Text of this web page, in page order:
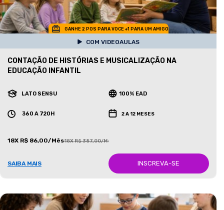
GANHE 2 POS PARA VOCE +1 PARA UM AMIGO
COM VIDEOAULAS
CONTAÇÃO DE HISTÓRIAS E MUSICALIZAÇÃO NA
EDUCAÇÃO INFANTIL
LATO SENSU 100% EAD
360 A 720H 2 A 12 MESES
18X R$ 86,00/Mês18X R$ 387,00/Mês
SAIBA MAIS INSCREVA-SE